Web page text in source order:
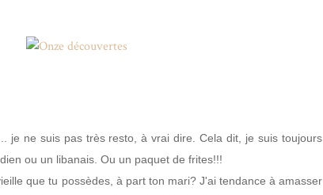
je ne suis pas très resto, à vrai dire. Cela dit, je suis toujours
ou un libanais. Ou un paquet de frites!!!
que tu possèdes, à part ton mari? J'ai tendance à amasser